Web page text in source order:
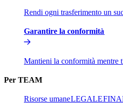
Rendi ogni trasferimento un
Garantire la conformità​​
Mantieni la conformità mentre
Per TEAM​​
Risorse umane​​LEGALE​​